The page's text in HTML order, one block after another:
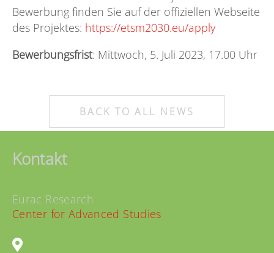
Bewerbung finden Sie auf der offiziellen Webseite
des Projektes: https://etsm2030.eu/apply
Bewerbungsfrist: Mittwoch, 5. Juli 2023, 17.00 Uhr
BACK TO ALL NEWS
Kontakt
Eurac Research
Center for Advanced Studies